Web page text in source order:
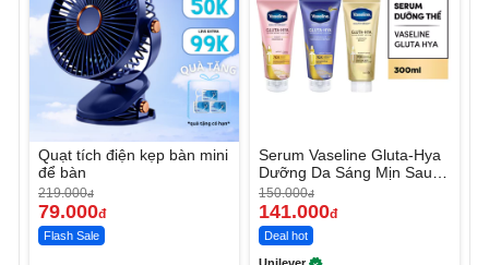
Quạt tích điện kẹp bàn mini
để bàn
219.000đ
79.000đ
Flash Sale
Serum Vaseline Gluta-Hya
Dưỡng Da Sáng Mịn Sau 7
Ngày
150.000đ
141.000đ
Deal hot